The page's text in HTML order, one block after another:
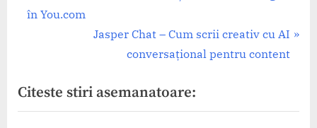
r
o
u
în You.com
N
t
P
Jasper Chat – Cum scrii creativ cu AI
conversațional pentru content
Citeste stiri asemanatoare: